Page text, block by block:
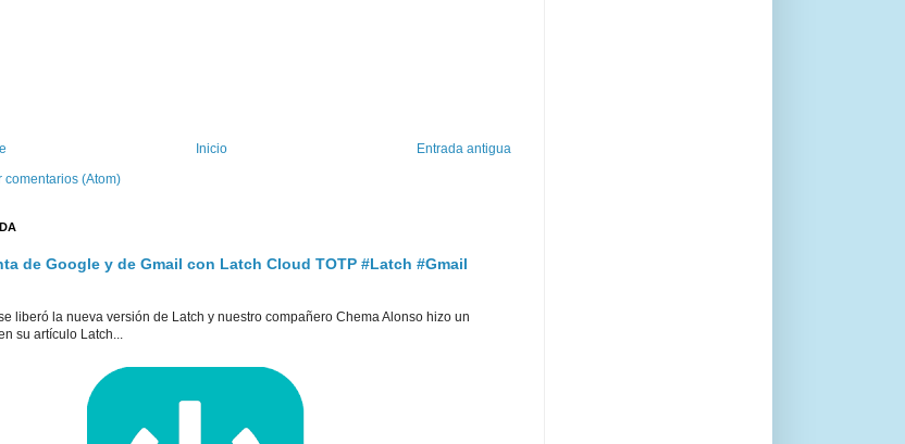
Entrada antigua
Inicio
comentarios (Atom)
de Google y de Gmail con Latch Cloud TOTP #Latch #Gmail
liberó la nueva versión de Latch y nuestro compañero Chema Alonso hizo un
su artículo Latch...